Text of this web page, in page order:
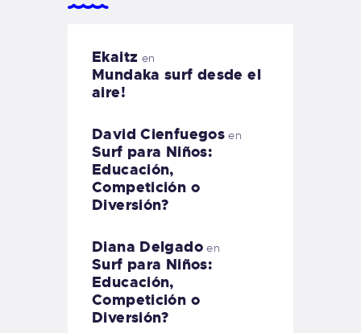
Ekaitz en
Mundaka surf desde el
aire!
David Cienfuegos en
Surf para Niños:
Educación,
Competición o
Diversión?
Diana Delgadoen
Surf para Niños:
Educación,
Competición o
Diversión?